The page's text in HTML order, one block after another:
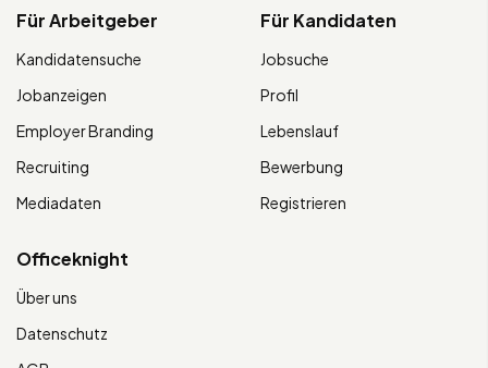
Für Arbeitgeber
Kandidatensuche
Jobanzeigen
Employer Branding
Recruiting
Mediadaten
Für Kandidaten
Jobsuche
Profil
Lebenslauf
Bewerbung
Registrieren
Officeknight
Über uns
Datenschutz